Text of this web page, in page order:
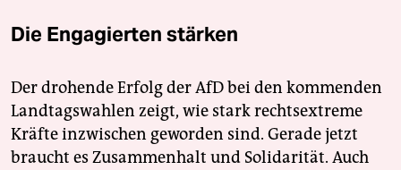
Die Engagierten stärken
Der drohende Erfolg der AfD bei den kommenden
Landtagswahlen zeigt, wie stark rechtsextreme
Kräfte inzwischen geworden sind. Gerade jetzt
braucht es Zusammenhalt und Solidarität. Auch